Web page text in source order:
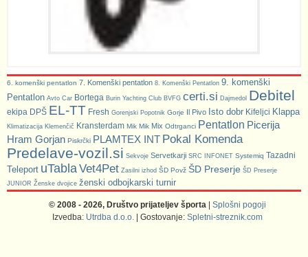
6. komenški pentatlon 7. Komenški pentatlon 8. Komenški Pentatlon 9. komenški
Pentatlon Avto Car Bortega Burin Yachting Club BVFG certi.si Dajmedol Debitel
ekipa DPŠ EL-TT Fresh Gorenjski Popotnik Gorje Il Pivo Isto dobr Kifeljci Klappa
Klimatizacija Klemenčič Kransterdam Mik Mik Mix Odtrganci Pentatlon Picerija
Hram Gorjan Piskrčki PLAMTEX INT Pokal Komenda
Predelave-vozil.si Sekvoje Servetkarji SRC INFONET Systemiq Tazadni
Teleport uTablaVet4Pet Zasilni izhod ŠD Povž ŠD Preserje ŠD Preserje
JUNIOR Ženske dvojice ženski odbojkarski turnir
© 2008 - 2026, Društvo prijateljev športa
Splošni pogoji
Izvedba: Utrdba d.o.o. | Gostovanje: Spletni-streznik.com